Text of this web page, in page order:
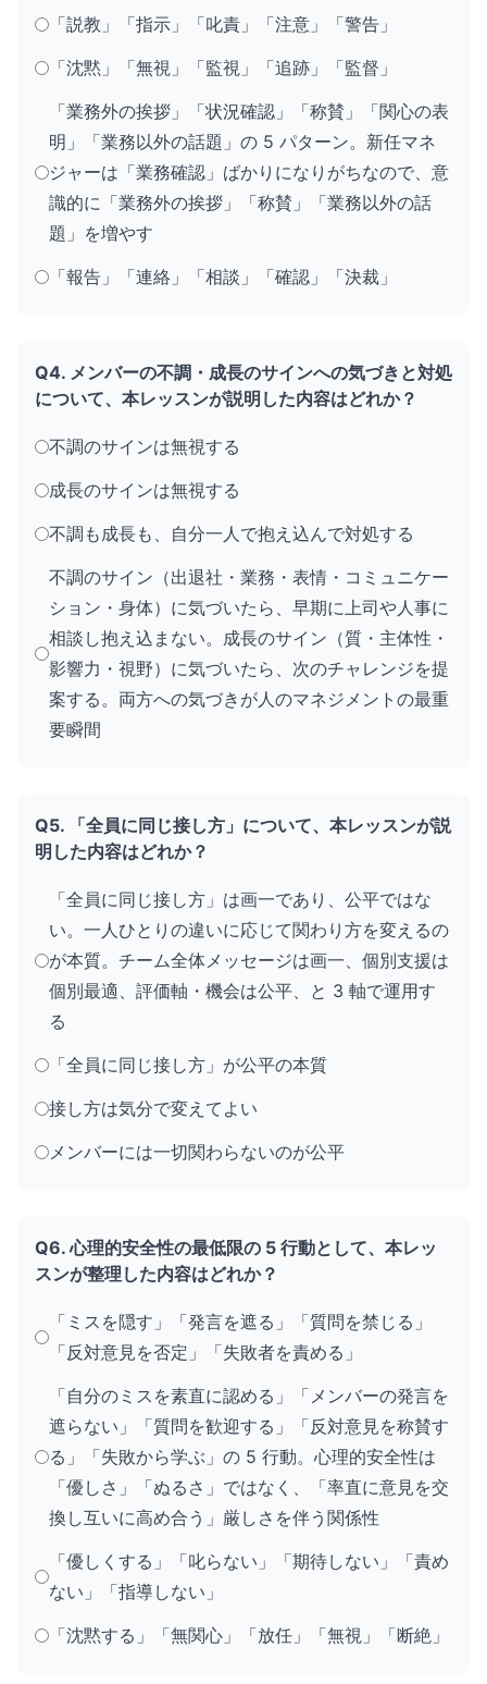
「説教」「指示」「叱責」「注意」「警告」
「沈黙」「無視」「監視」「追跡」「監督」
「業務外の挨拶」「状況確認」「称賛」「関心の表
明」「業務以外の話題」の 5 パターン。新任マネ
ジャーは「業務確認」ばかりになりがちなので、意
識的に「業務外の挨拶」「称賛」「業務以外の話
題」を増やす
「報告」「連絡」「相談」「確認」「決裁」
Q4. メンバーの不調・成長のサインへの気づきと対処
について、本レッスンが説明した内容はどれか？
不調のサインは無視する
成長のサインは無視する
不調も成長も、自分一人で抱え込んで対処する
不調のサイン（出退社・業務・表情・コミュニケー
ション・身体）に気づいたら、早期に上司や人事に
相談し抱え込まない。成長のサイン（質・主体性・
影響力・視野）に気づいたら、次のチャレンジを提
案する。両方への気づきが人のマネジメントの最重
要瞬間
Q5. 「全員に同じ接し方」について、本レッスンが説
明した内容はどれか？
「全員に同じ接し方」は画一であり、公平ではな
い。一人ひとりの違いに応じて関わり方を変えるの
が本質。チーム全体メッセージは画一、個別支援は
個別最適、評価軸・機会は公平、と 3 軸で運用す
る
「全員に同じ接し方」が公平の本質
接し方は気分で変えてよい
メンバーには一切関わらないのが公平
Q6. 心理的安全性の最低限の 5 行動として、本レッ
スンが整理した内容はどれか？
「ミスを隠す」「発言を遮る」「質問を禁じる」
「反対意見を否定」「失敗者を責める」
「自分のミスを素直に認める」「メンバーの発言を
遮らない」「質問を歓迎する」「反対意見を称賛す
る」「失敗から学ぶ」の 5 行動。心理的安全性は
「優しさ」「ぬるさ」ではなく、「率直に意見を交
換し互いに高め合う」厳しさを伴う関係性
「優しくする」「叱らない」「期待しない」「責め
ない」「指導しない」
「沈黙する」「無関心」「放任」「無視」「断絶」